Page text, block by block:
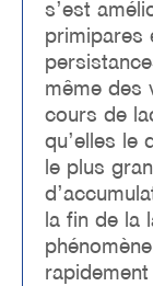
s’est
primipares
même des
cours de
qu’elles le
le plus
la fin de la